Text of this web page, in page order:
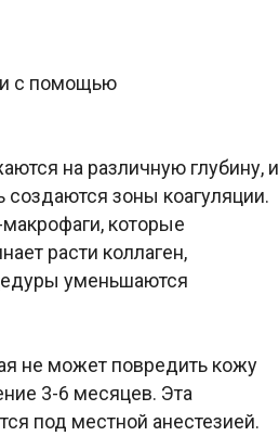
с помощью
на различную глубину, и
создаются зоны коагуляции.
которые
расти коллаген,
уменьшаются
не может повредить кожу
3-6 месяцев. Эта
под местной анестезией.